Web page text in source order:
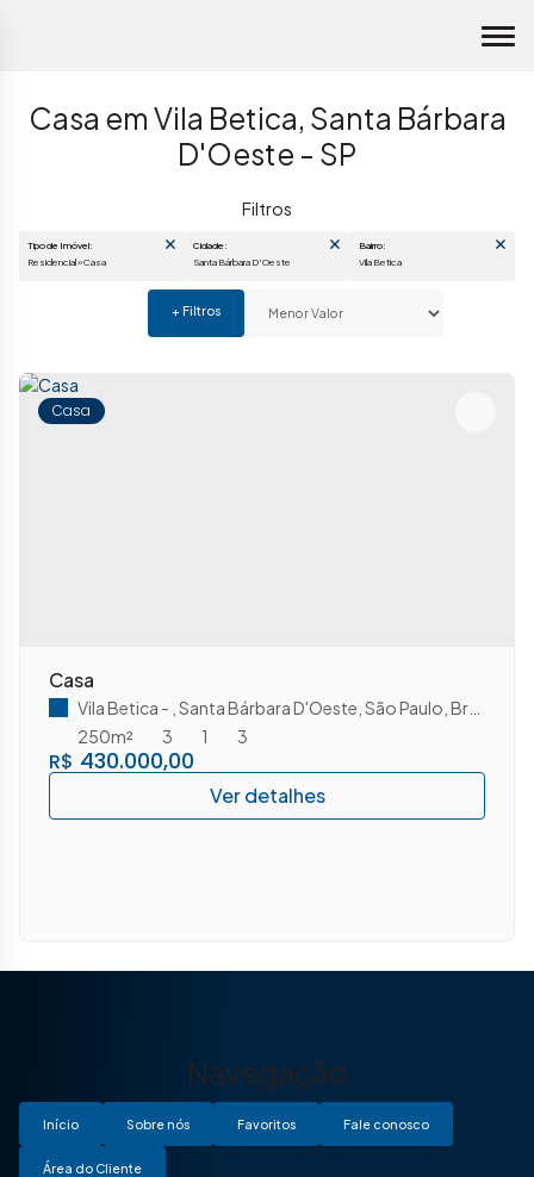
Casa em Vila Betica, Santa Bárbara
D'Oeste - SP
Santa Bárbara D'Oeste
Casa
Casa
R$ 430.000,00
Vila Betica Santa Bárbara D'Oeste São Paulo Brasil
3
1
250m² 3
Navegação
Início Sobre nós Favoritos Fale conosco
Área do Cliente